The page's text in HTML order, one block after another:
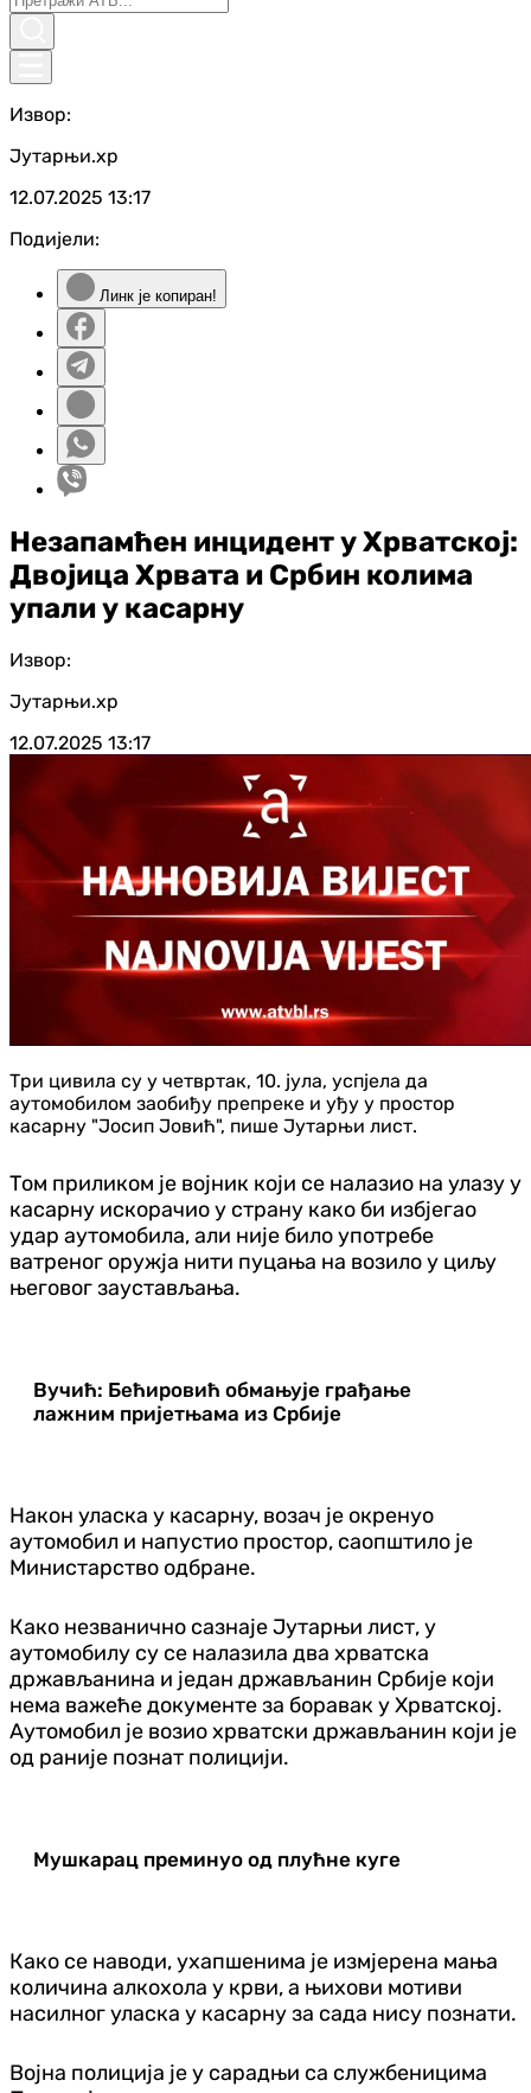
Извор:
Јутарњи.хр
12.07.2025 13:17
Подијели:
Линк је копиран!
Незапамћен инцидент у Хрватској:
Двојица Хрвата и Србин колима
упали у касарну
Извор:
Јутарњи.хр
12.07.2025 13:17
Три цивила су у четвртак, 10. јула, успјела да
аутомобилом заобиђу препреке и уђу у простор
касарну "Јосип Јовић", пише Јутарњи лист.
Том приликом је војник који се налазио на улазу у
касарну искорачио у страну како би избјегао
удар аутомобила, али није било употребе
ватреног оружја нити пуцања на возило у циљу
његовог заустављања.
Вучић: Бећировић обмањује грађање
лажним пријетњама из Србије
Након уласка у касарну, возач је окренуо
аутомобил и напустио простор, саопштило је
Министарство одбране.
Како незванично сазнаје Јутарњи лист, у
аутомобилу су се налазила два хрватска
држављанина и један држављанин Србије који
нема важеће документе за боравак у Хрватској.
Аутомобил је возио хрватски држављанин који је
од раније познат полицији.
Мушкарац преминуо од плућне куге
Како се наводи, ухапшенима је измјерена мања
количина алкохола у крви, а њихови мотиви
насилног уласка у касарну за сада нису познати.
Војна полиција је у сарадњи са службеницима